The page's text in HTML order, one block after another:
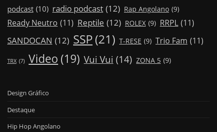
podcast (10) radio podcast (12) Rap Angolano (9)
Ready Neutro (11) Reptile (12) ROLEX (9) RRPL (11)
SANDOCAN (12) SSP(21) T-RESE (9) Trio Fam (11)
TRX (7) Video (19) Vui Vui (14) ZONA 5 (9)
Design Gráfico
Destaque
Hip Hop Angolano